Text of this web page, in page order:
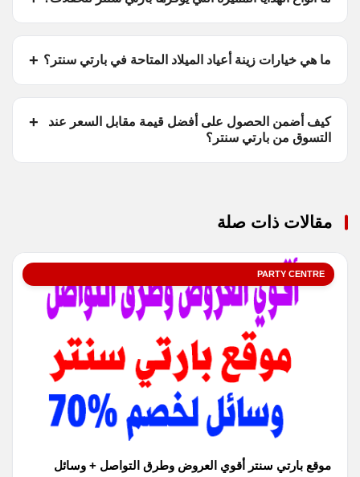
ما هي خيارات زينة أعياد الميلاد المتاحة في بارتي سنتر؟
كيف أضمن الحصول على أفضل قيمة مقابل السعر عند
التسوق من بارتي سنتر؟
مقالات ذات صلة
PARTY CENTRE
موقع بارتي سنتر أقوي العروض وطرق التواصل + وسائل